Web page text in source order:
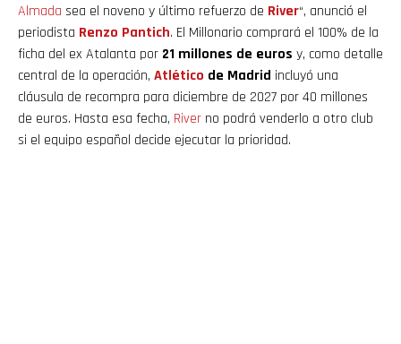
Almada sea el noveno y último refuerzo de River“, anunció el
periodista Renzo Pantich. El Millonario comprará el 100% de la
ficha del ex Atalanta por 21 millones de euros y, como detalle
central de la operación, Atlético de Madrid incluyó una
cláusula de recompra para diciembre de 2027 por 40 millones
de euros. Hasta esa fecha, River no podrá venderlo a otro club
si el equipo español decide ejecutar la prioridad.